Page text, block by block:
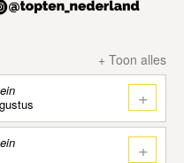
+ Toon alles
+
+